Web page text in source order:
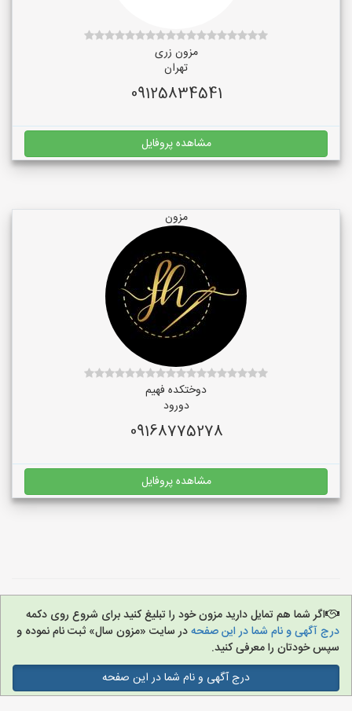
مزون زری
تهران
09125834541
مشاهده پروفایل
مزون
دوختکده فهیم
دورود
09168775278
مشاهده پروفایل
اگر شما هم تمایل دارید مزون خود را تبلیغ کنید برای شروع روی دکمه
درج آگهی و نام شما در این صفحهدر سایت «مزون سال» ثبت نام نموده و
سپس خودتان را معرفی کنید.
درج آگهی و نام شما در این صفحه